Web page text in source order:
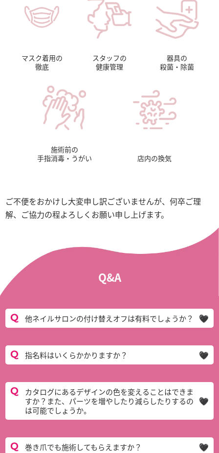
マスク着用の
徹底
スタッフの
健康管理
器具の
殺菌・除菌
施術前の
手指消毒・うがい
店内の換気
ご不便をおかけし大変申し訳ございませんが、何卒ご理
解、ご協力の程よろしくお願い申し上げます。
Q&A
他ネイルサロンの付け替えオフは有料でしょうか？
指名料はいくらかかりますか？
カタログにあるデザインの色を変えることはできま
すか？また、パーツを増やしたり減らしたりするの
は可能でしょうか。
巻き爪でも施術してもらえますか？